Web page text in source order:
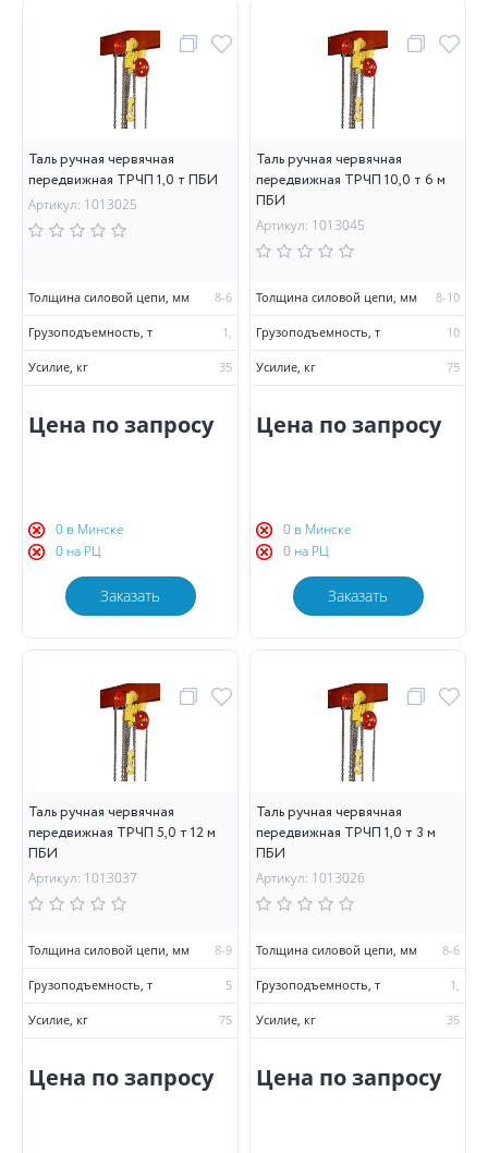
Таль ручная червячная
передвижная ТРЧП 1,0 т ПБИ
Артикул: 1013025
Толщина силовой цепи, мм 8-6
Грузоподъемность, т 1,
Усилие, кг 35
Цена по запросу
0 в Минске
0 на РЦ
Заказать
Таль ручная червячная
передвижная ТРЧП 10,0 т 6 м
ПБИ
Артикул: 1013045
Толщина силовой цепи, мм 8-10
Грузоподъемность, т 10
Усилие, кг 75
Цена по запросу
0 в Минске
0 на РЦ
Заказать
Таль ручная червячная
передвижная ТРЧП 5,0 т 12 м
ПБИ
Артикул: 1013037
Толщина силовой цепи, мм 8-9
Грузоподъемность, т 5
Усилие, кг 75
Цена по запросу
Таль ручная червячная
передвижная ТРЧП 1,0 т 3 м
ПБИ
Артикул: 1013026
Толщина силовой цепи, мм 8-6
Грузоподъемность, т 1,
Усилие, кг 35
Цена по запросу